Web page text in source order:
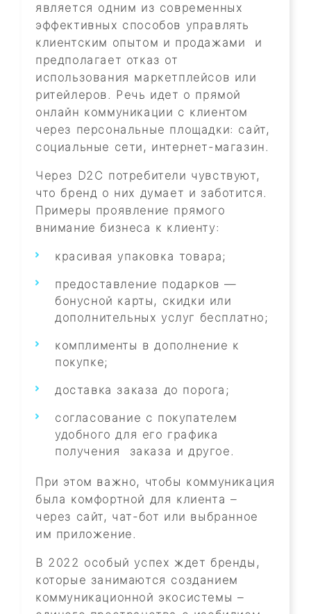
является одним из современных
эффективных способов управлять
клиентским опытом и продажами и
предполагает отказ от
использования маркетплейсов или
ритейлеров. Речь идет о прямой
онлайн коммуникации с клиентом
через персональные площадки: сайт,
социальные сети, интернет-магазин.
Через D2C потребители чувствуют,
что бренд о них думает и заботится.
Примеры проявление прямого
внимание бизнеса к клиенту:
красивая упаковка товара;
предоставление подарков —
бонусной карты, скидки или
дополнительных услуг бесплатно;
комплименты в дополнение к
покупке;
доставка заказа до порога;
согласование с покупателем
удобного для его графика
получения заказа и другое.
При этом важно, чтобы коммуникация
была комфортной для клиента –
через сайт, чат-бот или выбранное
им приложение.
В 2022 особый успех ждет бренды,
которые занимаются созданием
коммуникационной экосистемы –